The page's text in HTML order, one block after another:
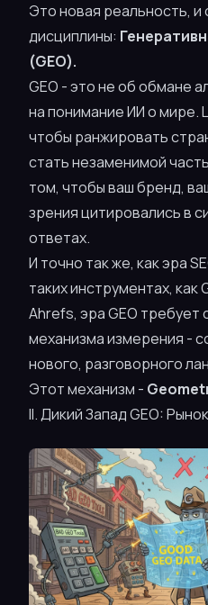
Это новая реальность, и
дисциплины:
(GEO).
GEO - это не об обмане
на понимание ИИ о мире.
чтобы ранжировать
стать незаменимой
том, чтобы ваш бренд,
зрения цитировались в
ответах.
И точно так же, как эра
таких инструментах, как
Ahrefs, эра GEO требует
механизма измерения -
нового, разговорного
Этот механизм -
II. Дикий Запад GEO: